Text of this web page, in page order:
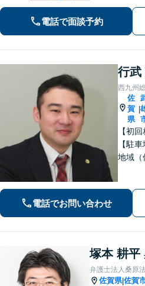
電話で面談予約
行武
西九州
佐
賀
県
|
【初
【駐
地域（
親し
お悩
電話でお問い合わせ
塚本 耕平
弁護士法人桑原
佐賀県|佐賀